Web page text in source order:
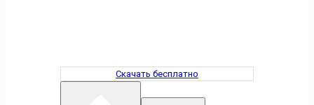
Скачать бесплатно